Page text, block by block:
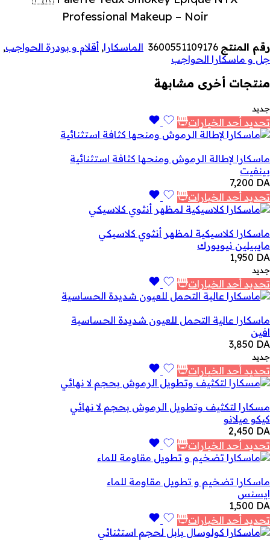
Professional Makeup – Noir
رقم المنتج 3600551109176 الماسكارا, أقلام و بودرة الحواجب,
جل و ماسكارا الحواجب
منتجات أخرى مشابهة
جديد
تحديد أحد الخيارات
ماسكارا لإطالة الرموش ومنحها كثافة استثنائية
بينفيت
7,200 DA
تحديد أحد الخيارات
ماسكارا كلاسيكية لمظهر أنثوي كلاسيكي
مايبيلين نيويورك
1,950 DA
جديد
تحديد أحد الخيارات
ماسكارا عالية التحمل للعيون شديدة الحساسية
افين
3,850 DA
جديد
تحديد أحد الخيارات
مسكارا لتكثيف وتطويل الرموش بحجم لا نهائي
كيكو ميلانو
2,450 DA
تحديد أحد الخيارات
ماسكارا تضخيم و تطويل مقاومة للماء
ايسنس
1,500 DA
تحديد أحد الخيارات